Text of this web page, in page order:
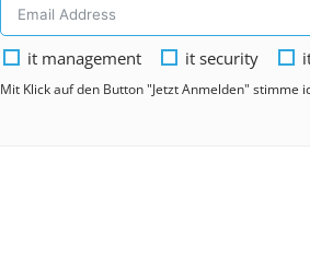
it management it security
Mit Klick auf den Button "Jetzt Anmelden" stimme